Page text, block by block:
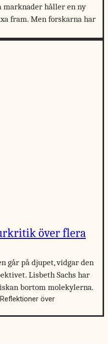
marknader håller en ny
fram. Men forskarna har
över flera
går på djupet, vidgar den
Lisbeth Sachs har
bortom molekylerna.
över